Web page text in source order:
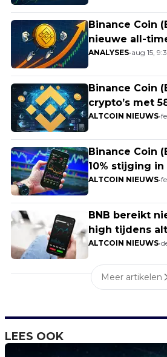
Binance Coin
nieuwe all-
Op weg naar
ANALYSES•aug 15,
Binance Coin
crypto’s met
verborgen
ALTCOIN NIEUWS•
Binance Coin
10% stijging
sterke
ALTCOIN NIEUWS•
BNB bereikt
high tijdens
ALTCOIN NIEUWS•
Meer artikelen
LEES OOK